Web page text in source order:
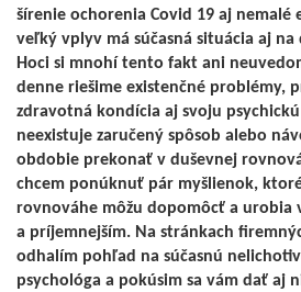
šírenie ochorenia Covid 19 aj nemalé
veľký vplyv má súčasná situácia aj
Hoci si mnohí tento fakt ani
denne riešime existenčné problémy,
zdravotná kondícia aj svoju
neexistuje zaručený spôsob alebo
obdobie prekonať v duševnej
chcem ponúknuť pár myšlienok,
rovnováhe môžu dopomôcť a urobia
a príjemnejším. Na stránkach
odhalím pohľad na súčasnú
psychológa a pokúsim sa vám dať aj